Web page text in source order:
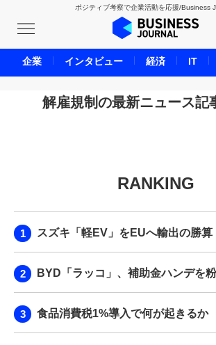
ポジティブ考察で企業活動を応援/Business
BUSINESS JOURNAL
UNICORN JOURNAL
CARBON CREDITS
LIFE ENDING JOURNAL
BPaaS JOURNAL
解雇規制の最新ニュース記
RANKING
スズキ「軽EV」をEUへ輸出の勝算
BYD「ラッコ」、補助金ハンデを
食品消費税1%導入で何が起きるか
企業 インタビュー 経済 IT